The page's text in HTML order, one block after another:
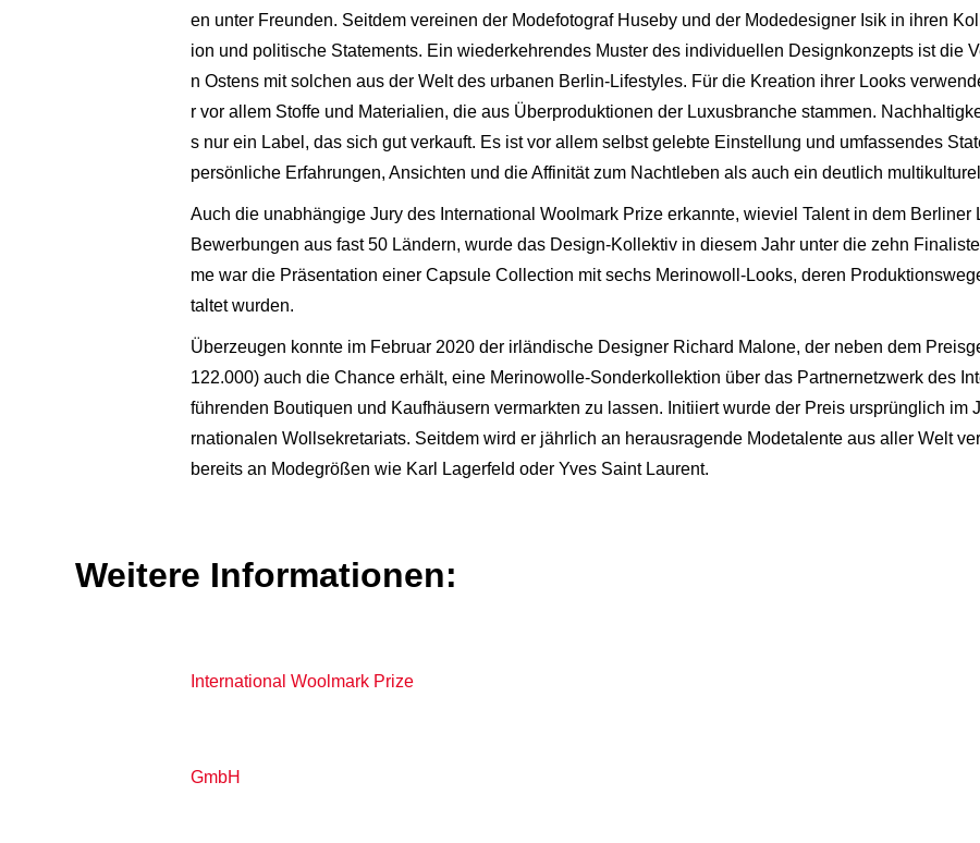
en unter Freunden. Seitdem vereinen der Modefotograf Huseby und der Modedesigner Isik in ihren
ion und politische Statements. Ein wiederkehrendes Muster des individuellen Designkonzepts ist die
n Ostens mit solchen aus der Welt des urbanen Berlin-Lifestyles. Für die Kreation ihrer Looks
r vor allem Stoffe und Materialien, die aus Überproduktionen der Luxusbranche stammen.
s nur ein Label, das sich gut verkauft. Es ist vor allem selbst gelebte Einstellung und umfassendes
persönliche Erfahrungen, Ansichten und die Affinität zum Nachtleben als auch ein deutlich
Auch die unabhängige Jury des International Woolmark Prize erkannte, wieviel Talent in dem Berliner
Bewerbungen aus fast 50 Ländern, wurde das Design-Kollektiv in diesem Jahr unter die zehn
me war die Präsentation einer Capsule Collection mit sechs Merinowoll-Looks, deren
taltet wurden.
Überzeugen konnte im Februar 2020 der irländische Designer Richard Malone, der neben dem
122.000) auch die Chance erhält, eine Merinowolle-Sonderkollektion über das Partnernetzwerk des
führenden Boutiquen und Kaufhäusern vermarkten zu lassen. Initiiert wurde der Preis ursprünglich im
rnationalen Wollsekretariats. Seitdem wird er jährlich an herausragende Modetalente aus aller Welt
bereits an Modegrößen wie Karl Lagerfeld oder Yves Saint Laurent.
Weitere Informationen:
International Woolmark Prize
GmbH